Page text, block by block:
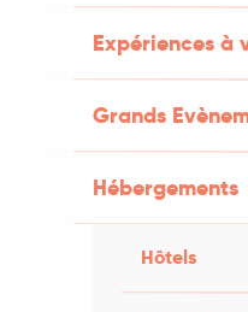
Expériences à
Grands
Hébergements
Hôtels
DE
mensuelle